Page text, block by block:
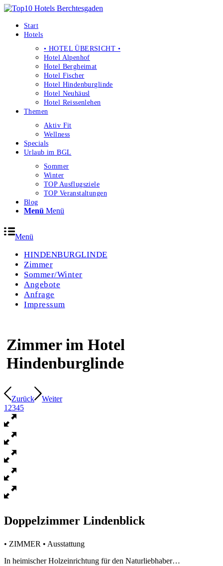
Start
Hotels
• HOTEL ÜBERSICHT •
Hotel Alpenhof
Hotel Bergheimat
Hotel Fischer
Hotel Hindenburglinde
Hotel Neuhäusl
Hotel Reissenlehen
Themen
Aktiv Fit
Wellness
Specials
Urlaub im BGL
Sommer
Winter
TOP Ausflugsziele
TOP Veranstaltungen
Blog
Menü Menü
Menü
HINDENBURGLINDE
Zimmer
Sommer/Winter
Angebote
Anfrage
Impressum
Zimmer im Hotel
Hindenburglinde
Zurück
Weiter
12345
Doppelzimmer Lindenblick
• ZIMMER • Ausstattung
In heimischer Holzeinrichtung für den Naturliebhaber…